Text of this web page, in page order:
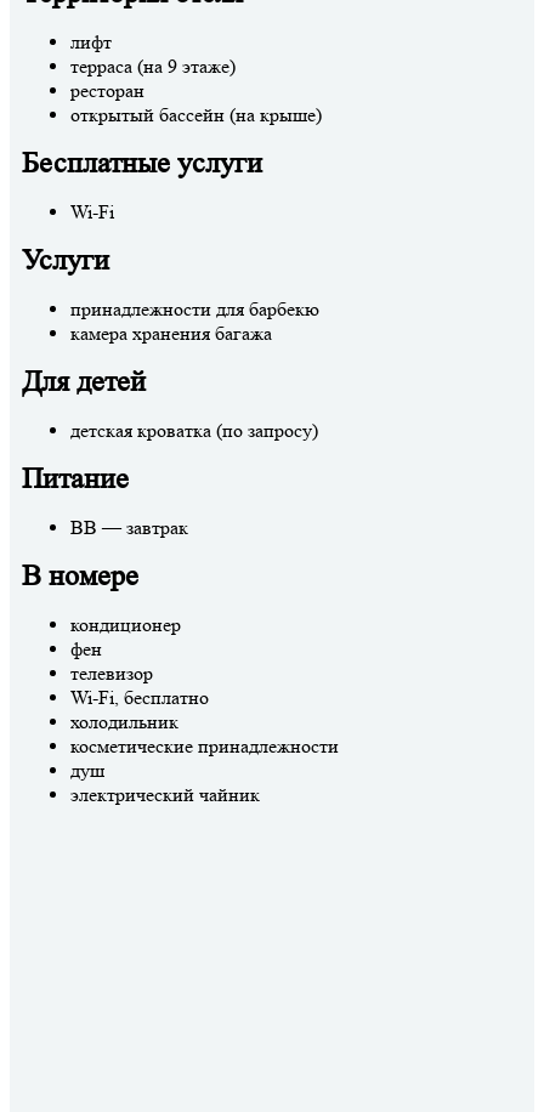
лифт
терраса (на 9 этаже)
ресторан
открытый бассейн (на крыше)
Бесплатные услуги
Wi-Fi
Услуги
принадлежности для барбекю
камера хранения багажа
Для детей
детская кроватка (по запросу)
Питание
ВВ — завтрак
В номере
кондиционер
фен
телевизор
Wi-Fi, бесплатно
холодильник
косметические принадлежности
душ
электрический чайник